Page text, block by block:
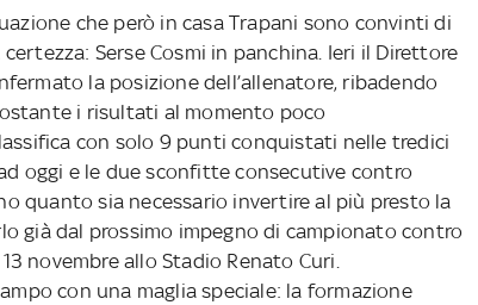
che però in casa Trapani sono convinti di
Serse Cosmi in panchina. Ieri il Direttore
la posizione dell’allenatore, ribadendo
i risultati al momento poco
con solo 9 punti conquistati nelle tredici
oggi e le due sconfitte consecutive contro
quanto sia necessario invertire al più presto la
già dal prossimo impegno di campionato contro
novembre allo Stadio Renato Curi.
con una maglia speciale: la formazione